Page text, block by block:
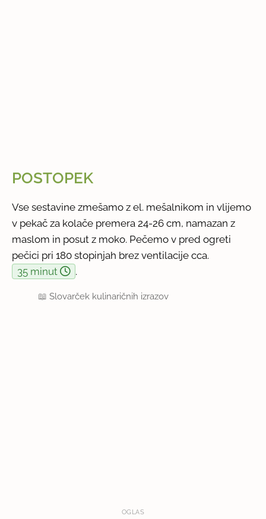
POSTOPEK
Vse sestavine zmešamo z el. mešalnikom in vlijemo
v pekač za kolače premera 24-26 cm, namazan z
maslom in posut z moko. Pečemo v pred ogreti
pečici pri 180 stopinjah brez ventilacije cca.
35 minut
.
📖Slovarček kulinaričnih izrazov
OGLAS